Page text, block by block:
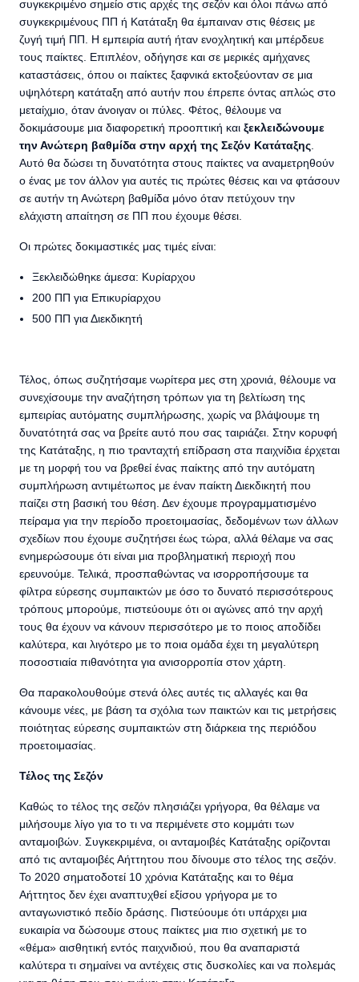
συγκεκριμένο σημείο στις αρχές της σεζόν και όλοι πάνω από
συγκεκριμένους ΠΠ ή Κατάταξη θα έμπαιναν στις θέσεις με
ζυγή τιμή ΠΠ. Η εμπειρία αυτή ήταν ενοχλητική και μπέρδευε
τους παίκτες. Επιπλέον, οδήγησε και σε μερικές αμήχανες
καταστάσεις, όπου οι παίκτες ξαφνικά εκτοξεύονταν σε μια
υψηλότερη κατάταξη από αυτήν που έπρεπε όντας απλώς στο
μεταίχμιο, όταν άνοιγαν οι πύλες. Φέτος, θέλουμε να
δοκιμάσουμε μια διαφορετική προοπτική και ξεκλειδώνουμε
την Ανώτερη βαθμίδα στην αρχή της Σεζόν Κατάταξης
Αυτό θα δώσει τη δυνατότητα στους παίκτες να αναμετρηθούν
ο ένας με τον άλλον για αυτές τις πρώτες θέσεις και να φτάσουν
σε αυτήν τη Ανώτερη βαθμίδα μόνο όταν πετύχουν την
ελάχιστη απαίτηση σε ΠΠ που έχουμε θέσει.
Οι πρώτες δοκιμαστικές μας τιμές είναι:
Ξεκλειδώθηκε άμεσα: Κυρίαρχου
200 ΠΠ για Επικυρίαρχου
500 ΠΠ για Διεκδικητή
Τέλος, όπως συζητήσαμε νωρίτερα μες στη χρονιά, θέλουμε να
συνεχίσουμε την αναζήτηση τρόπων για τη βελτίωση της
εμπειρίας αυτόματης συμπλήρωσης, χωρίς να βλάψουμε τη
δυνατότητά σας να βρείτε αυτό που σας ταιριάζει. Στην κορυφή
της Κατάταξης, η πιο τρανταχτή επίδραση στα παιχνίδια έρχεται
με τη μορφή του να βρεθεί ένας παίκτης από την αυτόματη
συμπλήρωση αντιμέτωπος με έναν παίκτη Διεκδικητή που
παίζει στη βασική του θέση. Δεν έχουμε προγραμματισμένο
πείραμα για την περίοδο προετοιμασίας, δεδομένων των άλλων
σχεδίων που έχουμε συζητήσει έως τώρα, αλλά θέλαμε να σας
ενημερώσουμε ότι είναι μια προβληματική περιοχή που
ερευνούμε. Τελικά, προσπαθώντας να ισορροπήσουμε τα
φίλτρα εύρεσης συμπαικτών με όσο το δυνατό περισσότερους
τρόπους μπορούμε, πιστεύουμε ότι οι αγώνες από την αρχή
τους θα έχουν να κάνουν περισσότερο με το ποιος αποδίδει
καλύτερα, και λιγότερο με το ποια ομάδα έχει τη μεγαλύτερη
ποσοστιαία πιθανότητα για ανισορροπία στον χάρτη.
Θα παρακολουθούμε στενά όλες αυτές τις αλλαγές και θα
κάνουμε νέες, με βάση τα σχόλια των παικτών και τις μετρήσεις
ποιότητας εύρεσης συμπαικτών στη διάρκεια της περιόδου
προετοιμασίας.
Τέλος της Σεζόν
Καθώς το τέλος της σεζόν πλησιάζει γρήγορα, θα θέλαμε να
μιλήσουμε λίγο για το τι να περιμένετε στο κομμάτι των
ανταμοιβών. Συγκεκριμένα, οι ανταμοιβές Κατάταξης ορίζονται
από τις ανταμοιβές Αήττητου που δίνουμε στο τέλος της σεζόν.
Το 2020 σηματοδοτεί 10 χρόνια Κατάταξης και το θέμα
Αήττητος δεν έχει αναπτυχθεί εξίσου γρήγορα με το
ανταγωνιστικό πεδίο δράσης. Πιστεύουμε ότι υπάρχει μια
ευκαιρία να δώσουμε στους παίκτες μια πιο σχετική με το
«θέμα» αισθητική εντός παιχνιδιού, που θα αναπαριστά
καλύτερα τι σημαίνει να αντέχεις στις δυσκολίες και να πολεμάς